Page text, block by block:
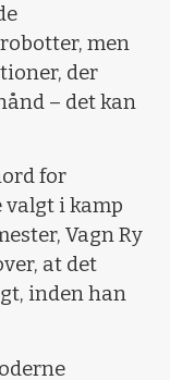
men
der
– det kan
for
valgt i kamp
Vagn Ry
at det
inden han